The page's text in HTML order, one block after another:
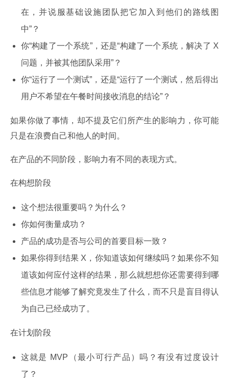
在，并说服基础设施团队把它加入到他们的路线图
中”？
你“构建了一个系统”，还是“构建了一个系统，解决了 X
问题，并被其他团队采用”？
你“运行了一个测试”，还是“运行了一个测试，然后得出
用户不希望在午餐时间接收消息的结论”？
如果你做了事情，却不提及它们所产生的影响力，你可能
只是在浪费自己和他人的时间。
在产品的不同阶段，影响力有不同的表现方式。
在构想阶段
这个想法很重要吗？为什么？
你如何衡量成功？
产品的成功是否与公司的首要目标一致？
如果你得到结果 X，你知道该如何继续吗？如果你不知
道该如何应付这样的结果，那么就想想你还需要得到哪
些信息才能够了解究竟发生了什么，而不只是盲目得认
为自己已经成功了。
在计划阶段
这就是 MVP（最小可行产品）吗？有没有过度设计
了？